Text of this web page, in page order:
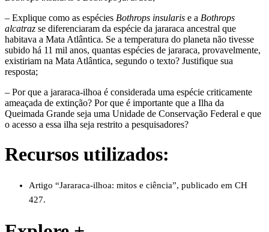
– Explique como as espécies Bothrops insularis e a Bothrops
alcatraz se diferenciaram da espécie da jararaca ancestral que
habitava a Mata Atlântica. Se a temperatura do planeta não tivesse
subido há 11 mil anos, quantas espécies de jararaca, provavelmente,
existiriam na Mata Atlântica, segundo o texto? Justifique sua
resposta;
– Por que a jararaca-ilhoa é considerada uma espécie criticamente
ameaçada de extinção? Por que é importante que a Ilha da
Queimada Grande seja uma Unidade de Conservação Federal e que
o acesso a essa ilha seja restrito a pesquisadores?
Recursos utilizados:
Artigo “Jararaca-ilhoa: mitos e ciência”, publicado em CH
427.